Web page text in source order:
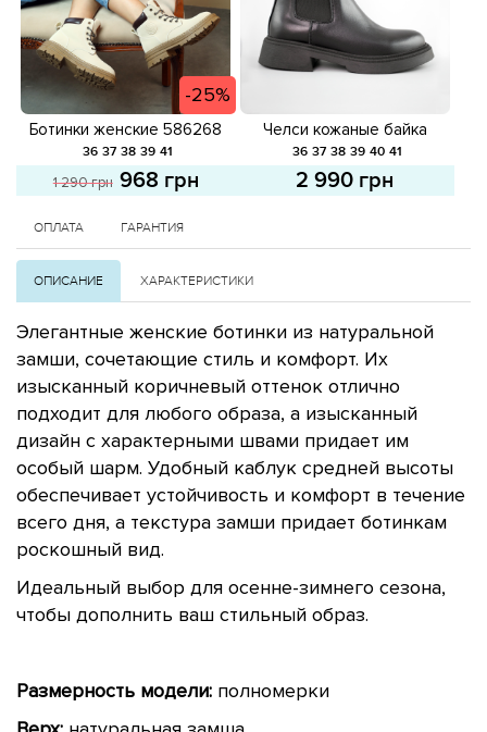
-25%
Ботинки женские 586268
Светло-бежевые
распродажа
36 37 38 39 41
1 290 грн 968 грн
Челси кожаные байка
586374 Черные
36 37 38 39 40 41
2 990 грн
ОПЛАТА ГАРАНТИЯ
ОПИСАНИЕ ХАРАКТЕРИСТИКИ
Элегантные женские ботинки из натуральной
замши, сочетающие стиль и комфорт. Их
изысканный коричневый оттенок отлично
подходит для любого образа, а изысканный
дизайн с характерными швами придает им
особый шарм. Удобный каблук средней высоты
обеспечивает устойчивость и комфорт в течение
всего дня, а текстура замши придает ботинкам
роскошный вид.
Идеальный выбор для осенне-зимнего сезона,
чтобы дополнить ваш стильный образ.
Размерность модели: полномерки